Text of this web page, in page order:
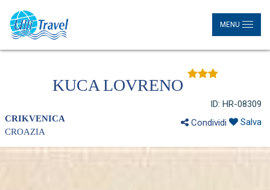
MENU
KUCA LOVRENO
CRIKVENICA
CROAZIA
ID: HR-08309
Condividi
Salva